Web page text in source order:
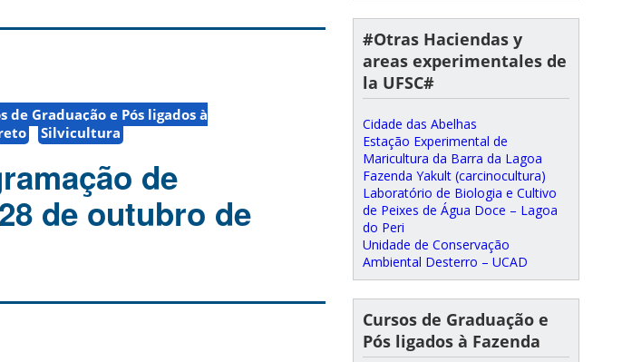
de Graduação e Pós ligados à
Silvicultura
de
de outubro de
#Otras Haciendas y
areas experimentales de
la UFSC#
Cidade das Abelhas
Estação Experimental de
Maricultura da Barra da Lagoa
Fazenda Yakult (carcinocultura)
Laboratório de Biologia e Cultivo
de Peixes de Água Doce – Lagoa
do Peri
Unidade de Conservação
Ambiental Desterro – UCAD
Cursos de Graduação e
Pós ligados à Fazenda